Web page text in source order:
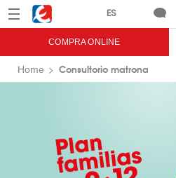
Menú Eroski
COMPRA ONLINE
Home Consultorio matrona